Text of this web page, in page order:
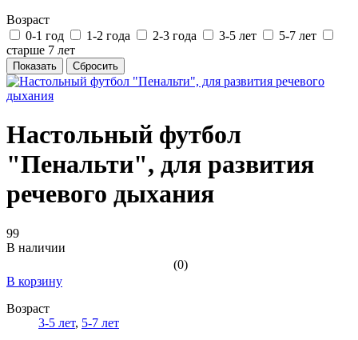
Возраст
0-1 год
1-2 года 2-3 года 3-5 лет
5-7 лет
старше 7 лет
Настольный футбол
"Пенальти", для развития
речевого дыхания
99
В наличии
(0)
В корзину
Возраст
3-5 лет, 5-7 лет